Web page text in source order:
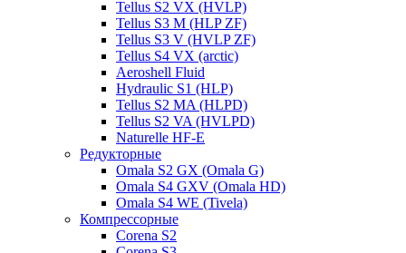
Tellus S2 VX (HVLP)
Tellus S3 M (HLP ZF)
Tellus S3 V (HVLP ZF)
Tellus S4 VX (arctic)
Aeroshell Fluid
Hydraulic S1 (HLP)
Tellus S2 MA (HLPD)
Tellus S2 VA (HVLPD)
Naturelle HF-E
Редукторные
Omala S2 GX (Omala G)
Omala S4 GXV (Omala HD)
Omala S4 WE (Tivela)
Компрессорные
Corena S2